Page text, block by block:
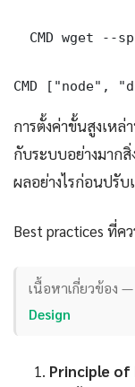
CMD wget --
CMD ["node",
การตั้งค่าขั้นสูงเหล่
กับระบบอย่างมากสิ่
ผลอย่างไรก่อนปรับ
Best practices ที่ค
เนื้อหาเกี่ยวข้อง
Design
Principle of